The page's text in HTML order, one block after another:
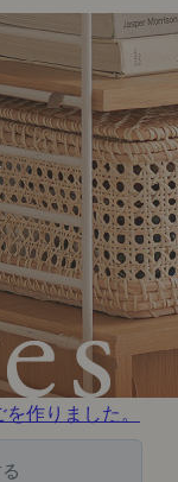
作りました。